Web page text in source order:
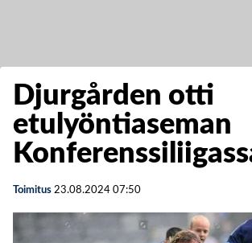
Djurgården otti
etulyöntiaseman
Toimitus 23.08.2024 07:50